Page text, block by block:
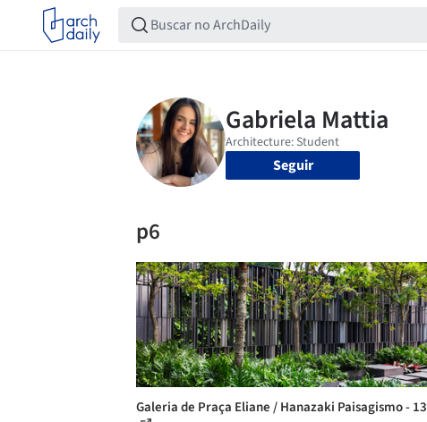
Seguir
p6
Galeria de Praça Eliane / Hanazaki Paisagismo - 13